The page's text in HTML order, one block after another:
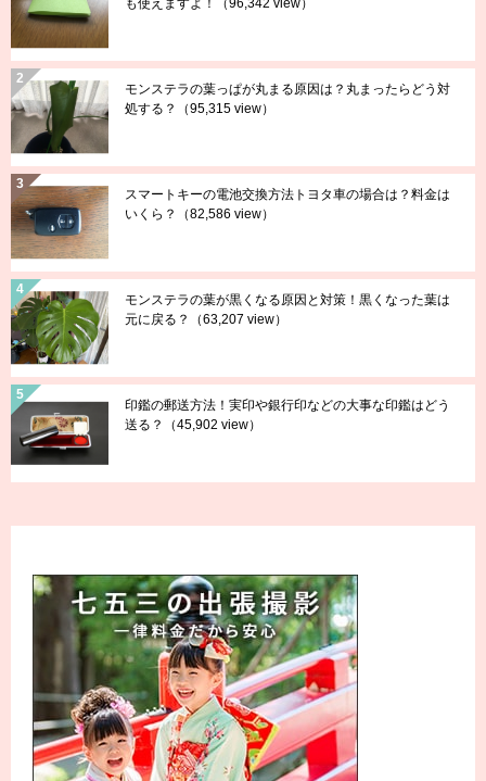
も使えますよ！ （96,342 view）
モンステラの葉っぱが丸まる原因は？丸まったらどう対
処する？
（95,315 view）
スマートキーの電池交換方法トヨタ車の場合は？料金は
いくら？
（82,586 view）
モンステラの葉が黒くなる原因と対策！黒くなった葉は
元に戻る？
（63,207 view）
印鑑の郵送方法！実印や銀行印などの大事な印鑑はどう
送る？
（45,902 view）